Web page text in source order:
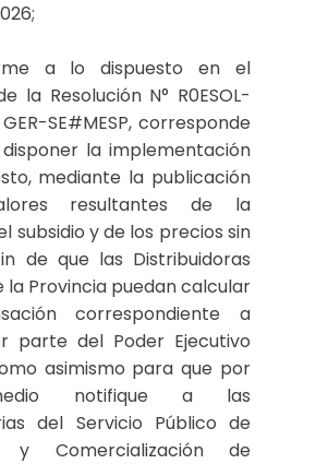
a lo dispuesto en el
la Resolución N° R0ESOL-
SE#MESP, corresponde
la implementación
mediante la publicación
resultantes de la
subsidio y de los precios sin
de que las Distribuidoras
la Provincia puedan calcular
correspondiente a
parte del Poder Ejecutivo
asimismo para que por
notifique a las
del Servicio Público de
y Comercialización de